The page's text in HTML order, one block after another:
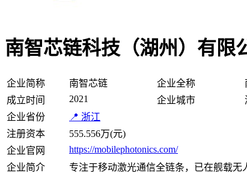
南智芯链科技（湖州）有限
企业简称 南智芯链 企业全称
成立时间
2021 企业城市
企业省份
📍 浙江
注册资本
555.556万(元)
企业官网
https://mobilephotonics.com/
企业简介
专注于移动激光通信全链条，已在舰载